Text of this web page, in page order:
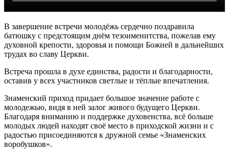
В завершение встречи молодёжь сердечно поздравила
батюшку с предстоящим днём тезоименитства, пожелав ему
духовной крепости, здоровья и помощи Божией в дальнейших
трудах во славу Церкви.
Встреча прошла в духе единства, радости и благодарности,
оставив у всех участников светлые и тёплые впечатления.
Знаменский приход придает большое значение работе с
молодежью, видя в ней залог живого будущего Церкви.
Благодаря вниманию и поддержке духовенства, всё больше
молодых людей находят своё место в приходской жизни и с
радостью присоединяются к дружной семье «Знаменских
воробушков».